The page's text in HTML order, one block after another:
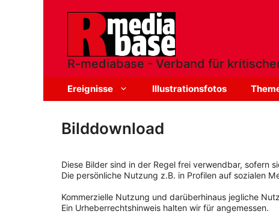
R-mediabase - Verband für
Ereignisse Illustrationsfotos
Bilddownload
Diese Bilder sind in der Regel frei verwendbar, sofern
Die persönliche Nutzung z.B. in Profilen auf sozialen
Kommerzielle Nutzung und darüberhinaus jegliche
Ein Urheberrechtshinweis halten wir für angemessen.